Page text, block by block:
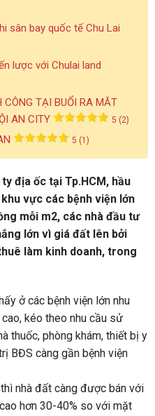
sân bay quốc tế Chu Lai
lược với Chulai land
CÔNG TẠI BUỔI RA MẮT
AN CITY
5 (2)
5 (1)
địa ốc tại Tp.HCM, hầu
vực các bệnh viện lớn
mỗi m2, các nhà đầu tư
lớn vì giá đất lên bởi
làm kinh doanh, trong
ở các bệnh viện lớn nhu
kéo theo nhu cầu sử
thuốc, phòng khám, thiết bị y
BĐS càng gần bệnh viện
nhà đất càng được bán với
hơn 30-40% so với mặt